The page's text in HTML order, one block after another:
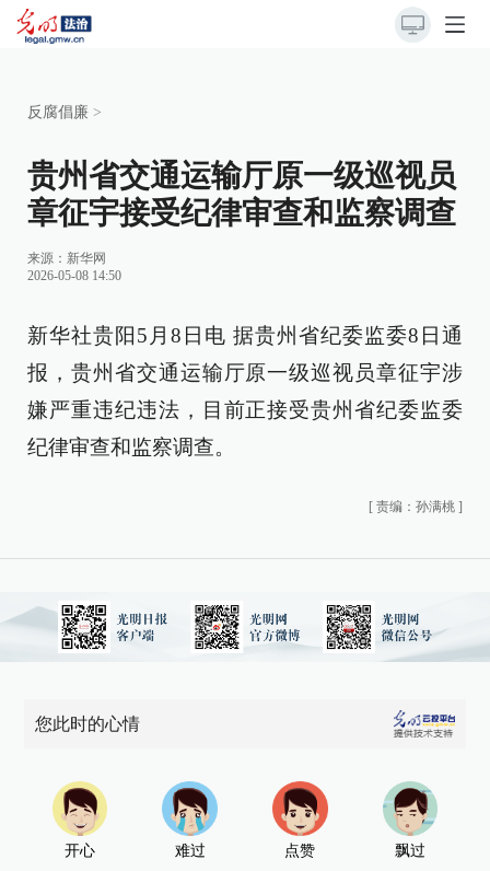
反腐倡廉 >
贵州省交通运输厅原一级巡视员
章征宇接受纪律审查和监察调查
来源： 新华网
2026-05-08 14:50
新华社贵阳5月8日电 据贵州省纪委监委8日通
报，贵州省交通运输厅原一级巡视员章征宇涉
嫌严重违纪违法，目前正接受贵州省纪委监委
纪律审查和监察调查。
[ 责编：孙满桃 ]
您此时的心情
开心 难过 点赞 飘过